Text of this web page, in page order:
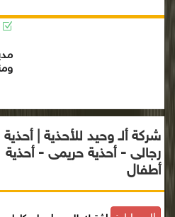
شركة ألـ وحيد للأحذية | أحذية
رجالى - أحذية حريمى - أحذية
أطفال